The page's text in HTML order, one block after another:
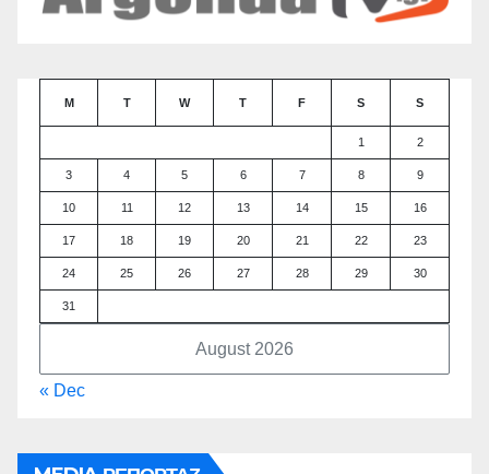
August 2026
M T W T F S S
1 2
3 4 5 6 7 8 9
10 11 12 13 14 15 16
17 18 19 20 21 22 23
24 25 26 27 28 29 30
31
« Dec